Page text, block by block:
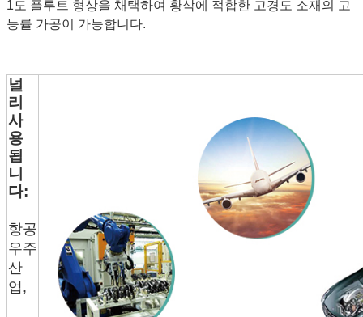
1도 플루트 형상을 채택하여 황삭에 적합한 고경도 소재의 고
능률 가공이 가능합니다.
널
리
사
용
됩
니
다:
항공
우주
산
업,